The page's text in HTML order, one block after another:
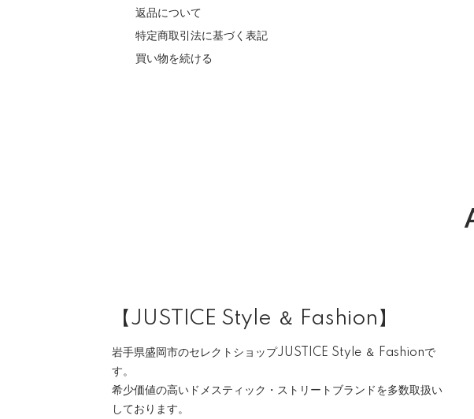
返品について
特定商取引法に基づく表記
買い物を続ける
【JUSTICE Style ＆ Fashion】
岩手県盛岡市のセレクトショップJUSTICE Style ＆ Fashionで
す。
希少価値の高いドメスティック・ストリートブランドを多数取扱い
しております。